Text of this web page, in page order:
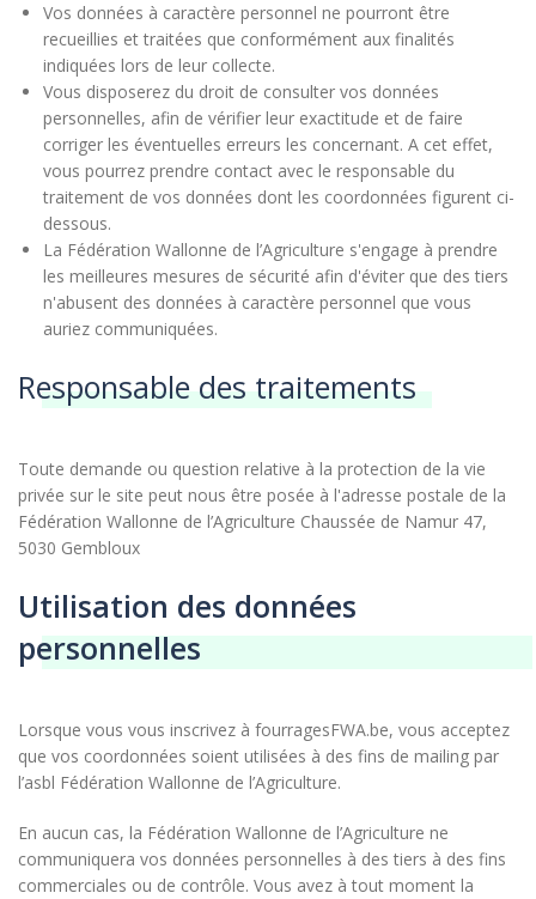
Vos données à caractère personnel ne pourront être
recueillies et traitées que conformément aux finalités
indiquées lors de leur collecte.
Vous disposerez du droit de consulter vos données
personnelles, afin de vérifier leur exactitude et de faire
corriger les éventuelles erreurs les concernant. A cet effet,
vous pourrez prendre contact avec le responsable du
traitement de vos données dont les coordonnées figurent ci-
dessous.
La Fédération Wallonne de l’Agriculture s'engage à prendre
les meilleures mesures de sécurité afin d'éviter que des tiers
n'abusent des données à caractère personnel que vous
auriez communiquées.
Responsable des traitements
Toute demande ou question relative à la protection de la vie
privée sur le site peut nous être posée à l'adresse postale de la
Fédération Wallonne de l’Agriculture Chaussée de Namur 47,
5030 Gembloux
Utilisation des données
personnelles
Lorsque vous vous inscrivez à fourragesFWA.be, vous acceptez
que vos coordonnées soient utilisées à des fins de mailing par
l’asbl Fédération Wallonne de l’Agriculture.
En aucun cas, la Fédération Wallonne de l’Agriculture ne
communiquera vos données personnelles à des tiers à des fins
commerciales ou de contrôle. Vous avez à tout moment la